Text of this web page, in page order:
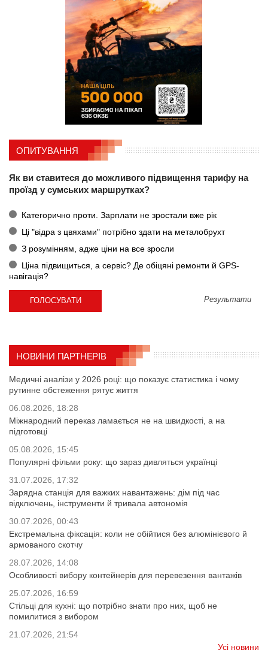
ОПИТУВАННЯ
Як ви ставитеся до можливого підвищення тарифу на
проїзд у сумських маршрутках?
Категорично проти. Зарплати не зростали вже рік
Ці "відра з цвяхами" потрібно здати на металобрухт
З розумінням, адже ціни на все зросли
Ціна підвищиться, а сервіс? Де обіцяні ремонти й GPS-
навігація?
Результати
НОВИНИ ПАРТНЕРІВ
Медичні аналізи у 2026 році: що показує статистика і чому
рутинне обстеження рятує життя
06.08.2026, 18:28
Міжнародний переказ ламається не на швидкості, а на
підготовці
05.08.2026, 15:45
Популярні фільми року: що зараз дивляться українці
31.07.2026, 17:32
Зарядна станція для важких навантажень: дім під час
відключень, інструменти й тривала автономія
30.07.2026, 00:43
Екстремальна фіксація: коли не обійтися без алюмінієвого й
армованого скотчу
28.07.2026, 14:08
Особливості вибору контейнерів для перевезення вантажів
25.07.2026, 16:59
Стільці для кухні: що потрібно знати про них, щоб не
помилитися з вибором
21.07.2026, 21:54
Усі новини